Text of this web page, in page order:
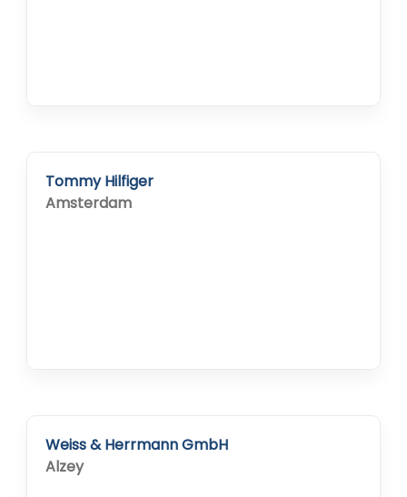
Tommy Hilfiger
Amsterdam
Weiss & Herrmann GmbH
Alzey